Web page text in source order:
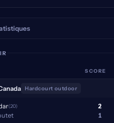
SCORE
Hardcourt outdoor
(20)
2
1